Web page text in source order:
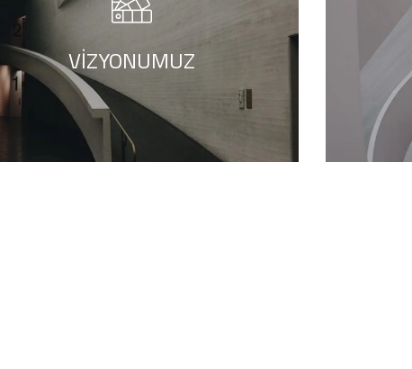
ile sürekliliği sağlayan, yenilikçi ürün ve
hizmetleriyle dokunduğu hayatları
iyileştiren ve öncelikle tercih edilen bir
sağlık ve estetik kuruluşu olmaktır.
VIZYONUMUZ